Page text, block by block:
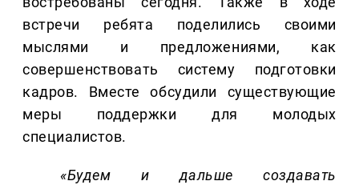
встречи ребята поделились своими
мыслями и предложениями, как
совершенствовать систему подготовки
кадров. Вместе обсудили существующие
меры поддержки для молодых
специалистов.
«Будем и дальше создавать